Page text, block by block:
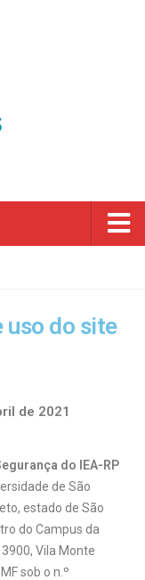
CienArtES
e Informação
Vulneráveis
uso do site
de 2021
do IEA-RP
de São
estado de São
do Campus da
Vila Monte
sob o n.º